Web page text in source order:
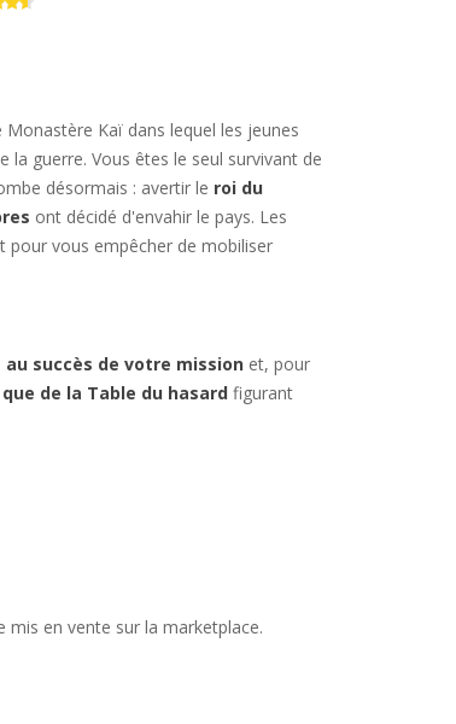
Kaï dans lequel les jeunes
la guerre. Vous êtes le seul survivant de
désormais : avertir le roi du
ont décidé d'envahir le pays. Les
vous empêcher de mobiliser
succès de votre missionet, pour
de la Table du hasardfigurant
mis en vente sur la marketplace.